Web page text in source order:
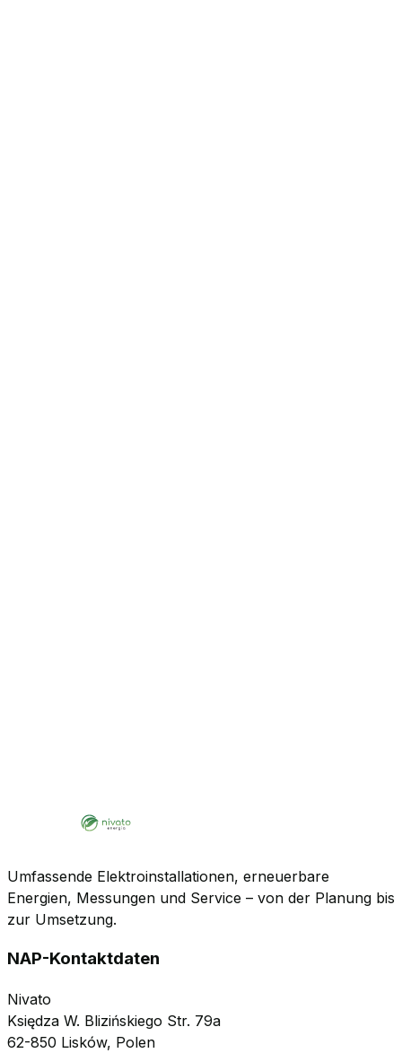
Umfassende Elektroinstallationen, erneuerbare
Energien, Messungen und Service – von der Planung bis
zur Umsetzung.
NAP-Kontaktdaten
Nivato
Księdza W. Blizińskiego Str. 79a
62-850 Lisków, Polen